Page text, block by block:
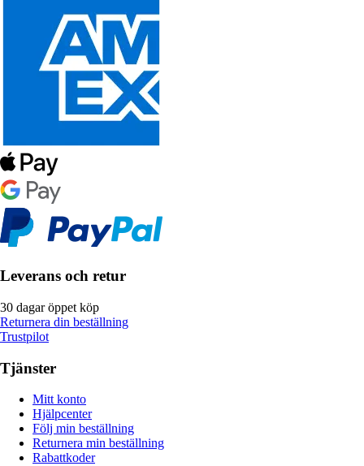
Leverans och retur
30 dagar öppet köp
Returnera din beställning
Trustpilot
Tjänster
Mitt konto
Hjälpcenter
Följ min beställning
Returnera min beställning
Rabattkoder